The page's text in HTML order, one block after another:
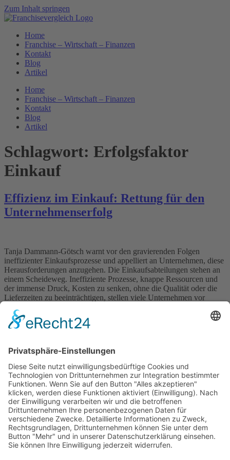
Zum Inhalt springen
Home
Franchise – Wirtschaft – Finanzen
Kontakt
Blog
Artikel
Home
Franchise – Wirtschaft – Finanzen
Kontakt
Blog
Artikel
Schlagwort: Erfolgsfaktor
Einkauf
Effizienz im Einkauf: Rettung für den
Unternehmenserfolg
Tanja Dammann-Götsch warnt vor den gravierenden Folgen
ineffizienter Einkaufsprozesse und appelliert an Unternehmen, diese
Herausforderungen anzugehen. Die Einkaufsabteilungen stehen an
einem Scheideweg. Ineffiziente Prozesse, knappe Ressourcen und
der immense Druck, Kosten zu senken, ohne die Qualität oder die
Lieferzeiten zu beeinträchtigen, stellen viele Unternehmen vor
Einkaufsexpertin und Geschäftsführerin von Dammann-Götsch
Consulting, […]
Impressum
Datenschutz
Kooperation
Werbung
Presse- und Öffentlichkeitsarbeit
Aktuelles